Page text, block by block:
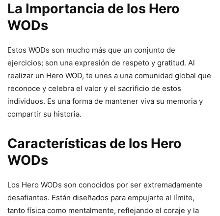
La Importancia de los Hero
WODs
Estos WODs son mucho más que un conjunto de
ejercicios; son una expresión de respeto y gratitud. Al
realizar un Hero WOD, te unes a una comunidad global que
reconoce y celebra el valor y el sacrificio de estos
individuos. Es una forma de mantener viva su memoria y
compartir su historia.
Características de los Hero
WODs
Los Hero WODs son conocidos por ser extremadamente
desafiantes. Están diseñados para empujarte al límite,
tanto física como mentalmente, reflejando el coraje y la